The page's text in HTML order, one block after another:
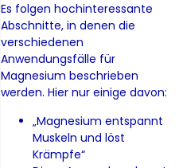
Es folgen hochinteressante
Abschnitte, in denen die
verschiedenen
Anwendungsfälle für
Magnesium beschrieben
werden. Hier nur einige davon:
„Magnesium entspannt
Muskeln und löst
Krämpfe“